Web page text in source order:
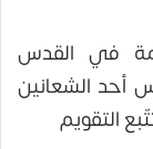
في القدس
أحد الشعانين
التقويم